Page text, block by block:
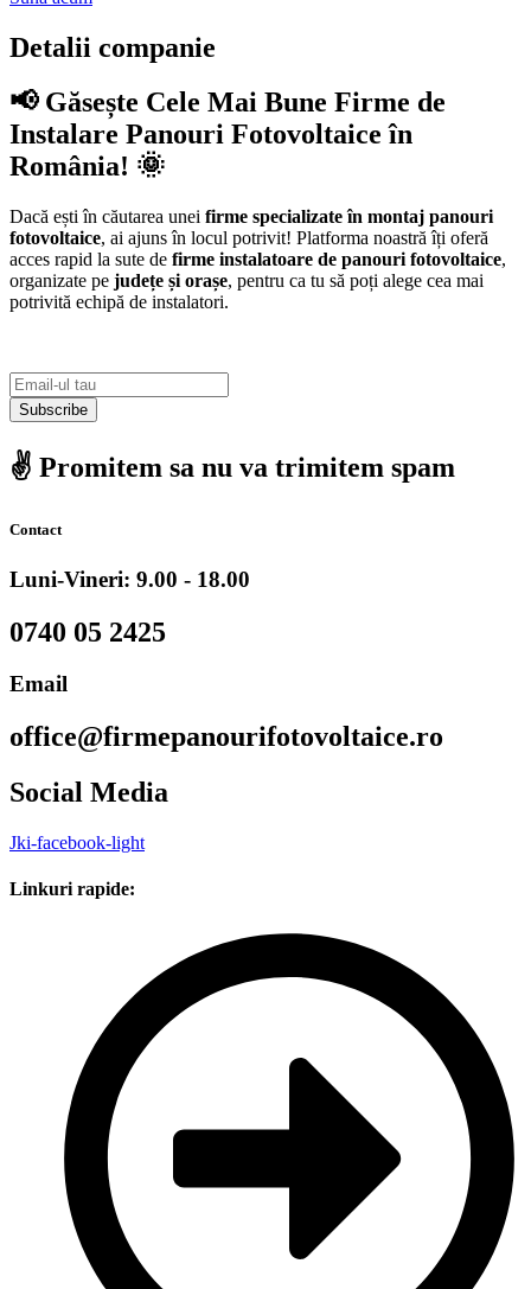
Detalii companie
📢 Găsește Cele Mai Bune Firme de
Instalare Panouri Fotovoltaice în
România! 🌞
Dacă ești în căutarea unei firme specializate în montaj panouri
fotovoltaice, ai ajuns în locul potrivit! Platforma noastră îți oferă
acces rapid la sute de firme instalatoare de panouri fotovoltaice,
organizate pe județe și orașe, pentru ca tu să poți alege cea mai
potrivită echipă de instalatori.
Subscribe
✌️ Promitem sa nu va trimitem spam
Contact
Luni-Vineri: 9.00 - 18.00
0740 05 2425
Email
office@firmepanourifotovoltaice.ro
Social Media
Jki-facebook-light
Linkuri rapide: